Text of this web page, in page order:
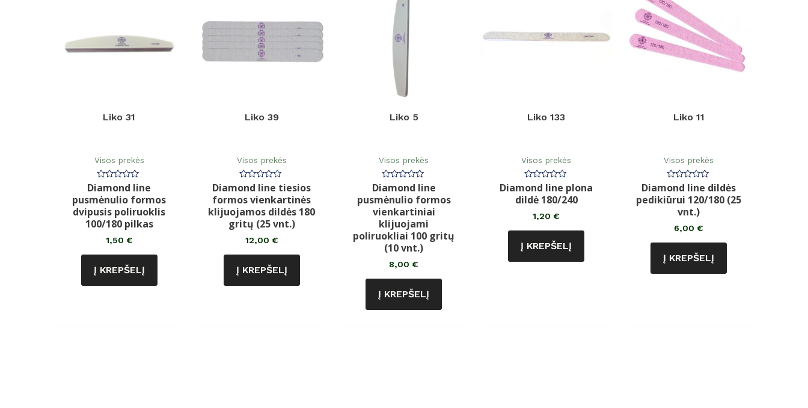
Liko 31
Visos prekės
Įvertinimas:
0
iš
5
Diamond line
pusmėnulio formos
dvipusis poliruoklis
100/180 pilkas
1,50 €
Į KREPŠELĮ
Liko 39
Visos prekės
Įvertinimas:
0
iš
5
Diamond line tiesios
formos vienkartinės
klijuojamos dildės 180
gritų (25 vnt.)
12,00 €
Į KREPŠELĮ
Liko 5
Visos prekės
Įvertinimas:
0
iš
5
Diamond line
pusmėnulio formos
vienkartiniai
klijuojami
poliruokliai 100 gritų
(10 vnt.)
8,00€
Į KREPŠELĮ
Liko 133
Visos prekės
Įvertinimas:
0
iš
Diamond line plona
dildė 180/240
1,20€
Į KREPŠELĮ
Liko 11
Visos prekės
Įvertinimas:
0
iš
Diamond line dildės
pedikiūrui 120/180 (25
vnt.)
6,00€
Į KREPŠELĮ